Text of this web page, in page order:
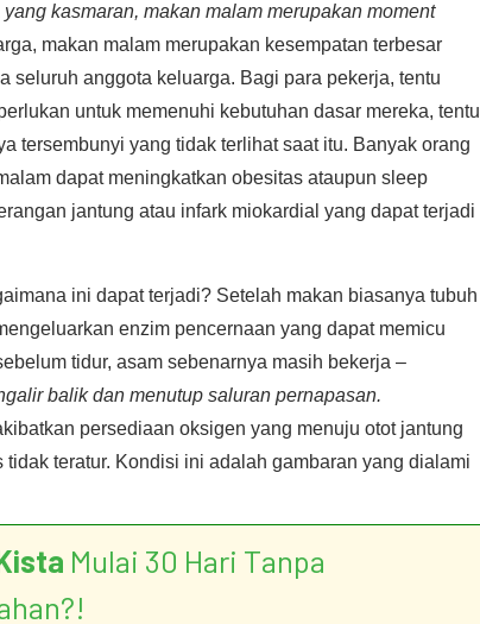
kasmaran, makan malam merupakan moment
makan malam merupakan kesempatan terbesar
seluruh anggota keluarga. Bagi para pekerja, tentu
untuk memenuhi kebutuhan dasar mereka, tentu
tersembunyi yang tidak terlihat saat itu. Banyak orang
dapat meningkatkan obesitas ataupun sleep
jantung atau infark miokardial yang dapat terjadi
ini dapat terjadi? Setelah makan biasanya tubuh
enzim pencernaan yang dapat memicu
tidur, asam sebenarnya masih bekerja –
balik dan menutup saluran pernapasan.
persediaan oksigen yang menuju otot jantung
teratur. Kondisi ini adalah gambaran yang dialami
Mulai 30 Hari Tanpa